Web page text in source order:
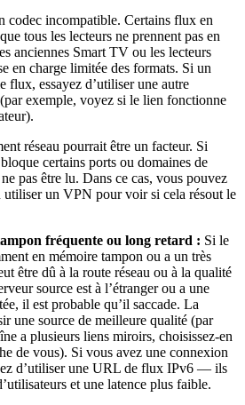
codec incompatible. Certains flux en
tous les lecteurs ne prennent pas en
anciennes Smart TV ou les lecteurs
en charge limitée des formats. Si un
flux, essayez d’utiliser une autre
exemple, voyez si le lien fonctionne
réseau pourrait être un facteur. Si
certains ports ou domaines de
pas être lu. Dans ce cas, vous pouvez
utiliser un VPN pour voir si cela résout le
fréquente ou long retard : Si le
en mémoire tampon ou a un très
être dû à la route réseau ou à la qualité
source est à l’étranger ou a une
il est probable qu’il saccade. La
une source de meilleure qualité (par
a plusieurs liens miroirs, choisissez-en
de vous). Si vous avez une connexion
d’utiliser une URL de flux IPv6 — ils
et une latence plus faible.